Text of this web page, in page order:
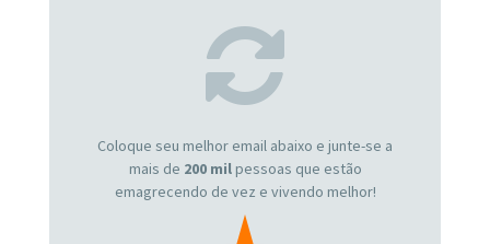
Coloque seu melhor email abaixo e junte-se a
mais de 200 milpessoas que estão
emagrecendo de vez e vivendo melhor!